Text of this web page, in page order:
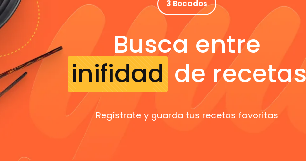
3 Bocados
Busca entre
inifidad de recetas
Regístrate y guarda tus recetas favoritas